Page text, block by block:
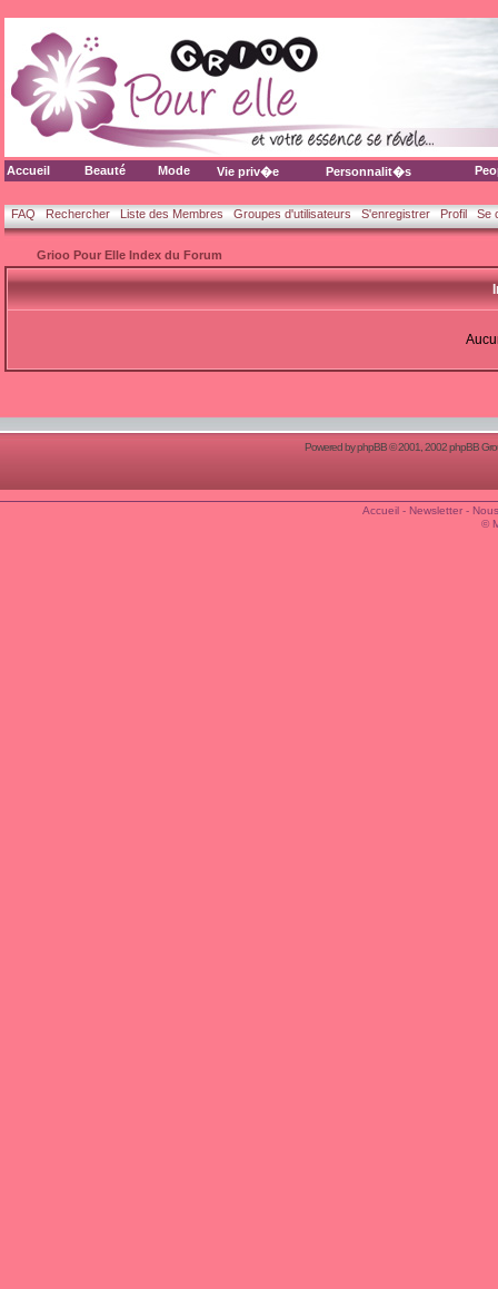
Accueil Beauté Mode Vie priv�e Personnalit�s
FAQ Rechercher Liste des Membres Groupes d'utilisateurs S'enregistrer Profil Se
Grioo Pour Elle Index du Forum
Powered byphpBB© 2001, 2002 phpBB
Accueil- Newsletter-
©